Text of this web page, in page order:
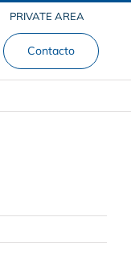
PRIVATE AREA
Contacto